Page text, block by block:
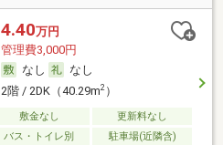
4.40万円
管理費3,000円
なし
なし
2階 / 2DK（40.29m2）
敷金なし
更新料なし
バス・トイレ別 駐車場(近隣含)